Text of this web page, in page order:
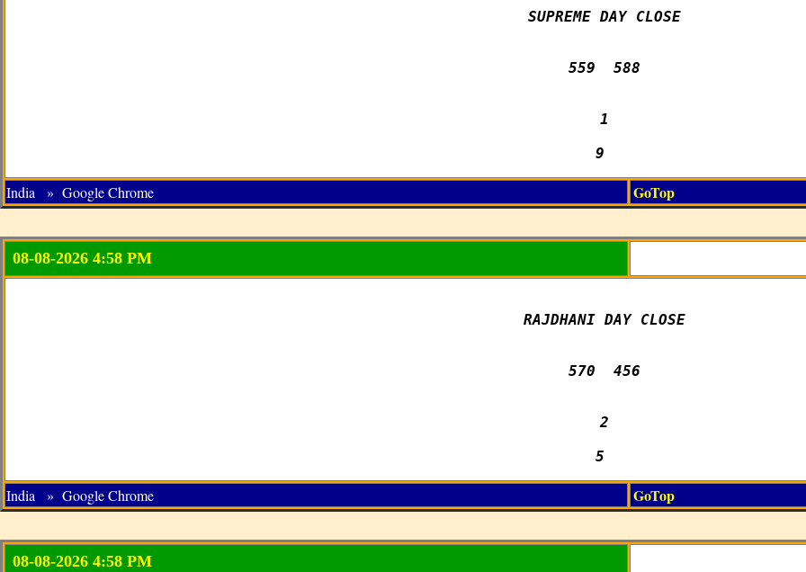
SUPREME DAY CLOSE
559  588
1
9
India » Google Chrome GoTop
08-08-2026 4:58 PM
RAJDHANI DAY CLOSE
570  456
2
5
India » Google Chrome GoTop
08-08-2026 4:58 PM